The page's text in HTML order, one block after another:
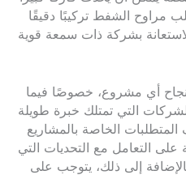
مراوح الشفط تركيبًا دقيقًا
بشركة ذات سمعة قوية
نجاح أي مشروع، خصوصًا فيما
التي تمتلك خبرة طويلة
الخاصة بالمشاريع
التعامل مع التحديات التي
إلى ذلك، يتوجب على